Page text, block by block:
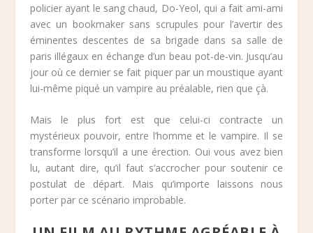
policier ayant le sang chaud, Do-Yeol, qui a fait ami-ami
avec un bookmaker sans scrupules pour l’avertir des
éminentes descentes de sa brigade dans sa salle de
paris illégaux en échange d’un beau pot-de-vin. Jusqu’au
jour où ce dernier se fait piquer par un moustique ayant
lui-même piqué un vampire au préalable, rien que çà.
Mais le plus fort est que celui-ci contracte un
mystérieux pouvoir, entre l’homme et le vampire. Il se
transforme lorsqu’il a une érection. Oui vous avez bien
lu, autant dire, qu’il faut s’accrocher pour soutenir ce
postulat de départ. Mais qu’importe laissons nous
porter par ce scénario improbable.